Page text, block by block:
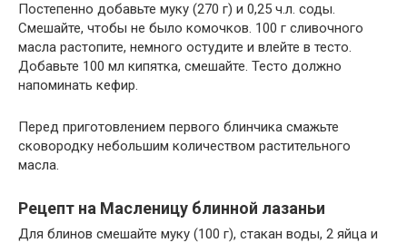
Постепенно добавьте муку (270 г) и 0,25 ч.л. соды.
Смешайте, чтобы не было комочков. 100 г сливочного
масла растопите, немного остудите и влейте в тесто.
Добавьте 100 мл кипятка, смешайте. Тесто должно
напоминать кефир.
Перед приготовлением первого блинчика смажьте
сковородку небольшим количеством растительного
масла.
Рецепт на Масленицу блинной лазаньи
Для блинов смешайте муку (100 г), стакан воды, 2 яйца и